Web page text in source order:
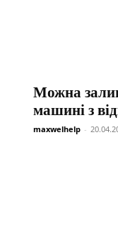
Можна
машині з
maxwelhelp -